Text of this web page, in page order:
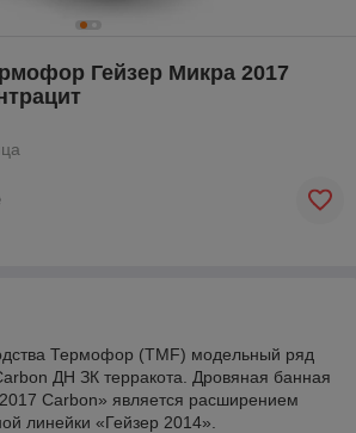
Гейзер Микра 2017
Термофор (TMF) модельный ряд
ДН ЗК терракота. Дровяная банная
Carbon» является расширением
линейки «Гейзер 2014».